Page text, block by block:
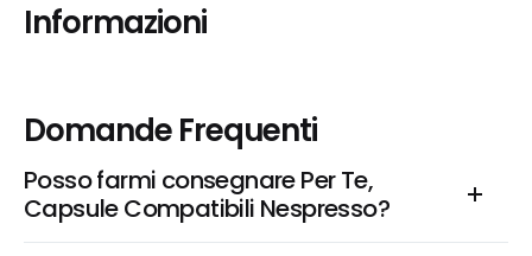
Informazioni
Domande Frequenti
Posso farmi consegnare Per Te,
Capsule Compatibili Nespresso?